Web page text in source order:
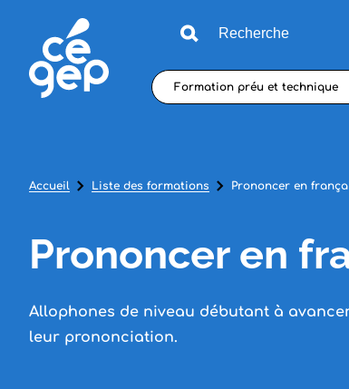
Formation préu et technique
Accueil Liste des formations Prononcer en
Prononcer en
Allophones de niveau débutant à
leur prononciation.